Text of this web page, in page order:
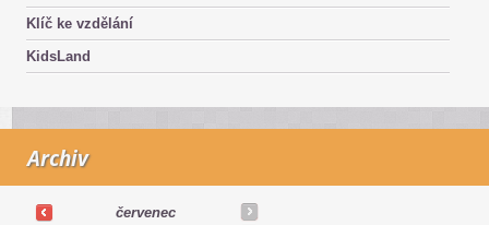
Klíč ke vzdělání
KidsLand
Archiv
červenec